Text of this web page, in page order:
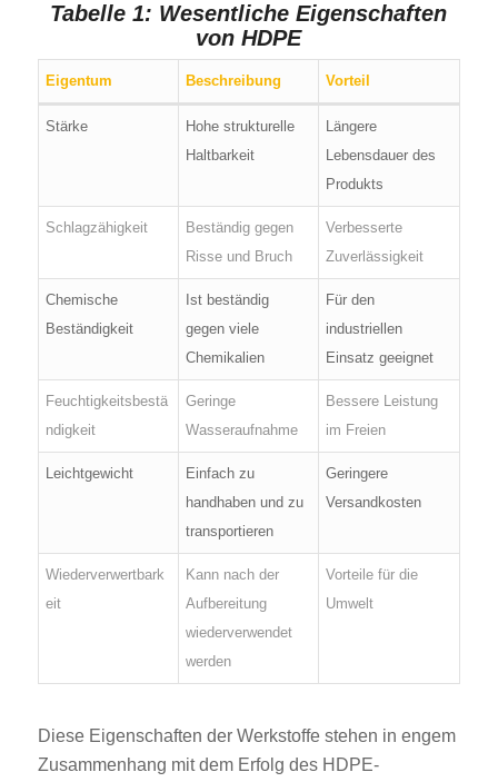
Tabelle 1: Wesentliche Eigenschaften
von HDPE
Eigentum Beschreibung Vorteil
Stärke
Hohe strukturelle
Haltbarkeit
Längere
Lebensdauer des
Produkts
Schlagzähigkeit
Beständig gegen
Risse und Bruch
Verbesserte
Zuverlässigkeit
Chemische
Beständigkeit
Ist beständig
gegen viele
Chemikalien
Für den
industriellen
Einsatz geeignet
Feuchtigkeitsbestä
ndigkeit
Geringe
Wasseraufnahme
Bessere Leistung
im Freien
Leichtgewicht
Einfach zu
handhaben und zu
transportieren
Geringere
Versandkosten
Wiederverwertbark
eit
Kann nach der
Aufbereitung
wiederverwendet
werden
Vorteile für die
Umwelt
Diese Eigenschaften der Werkstoffe stehen in engem
Zusammenhang mit dem Erfolg des HDPE-